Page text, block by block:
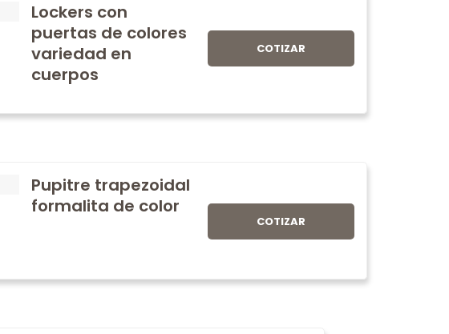
Lockers con
puertas de colores
variedad en
cuerpos
COTIZAR
Pupitre trapezoidal
formalita de color
COTIZAR